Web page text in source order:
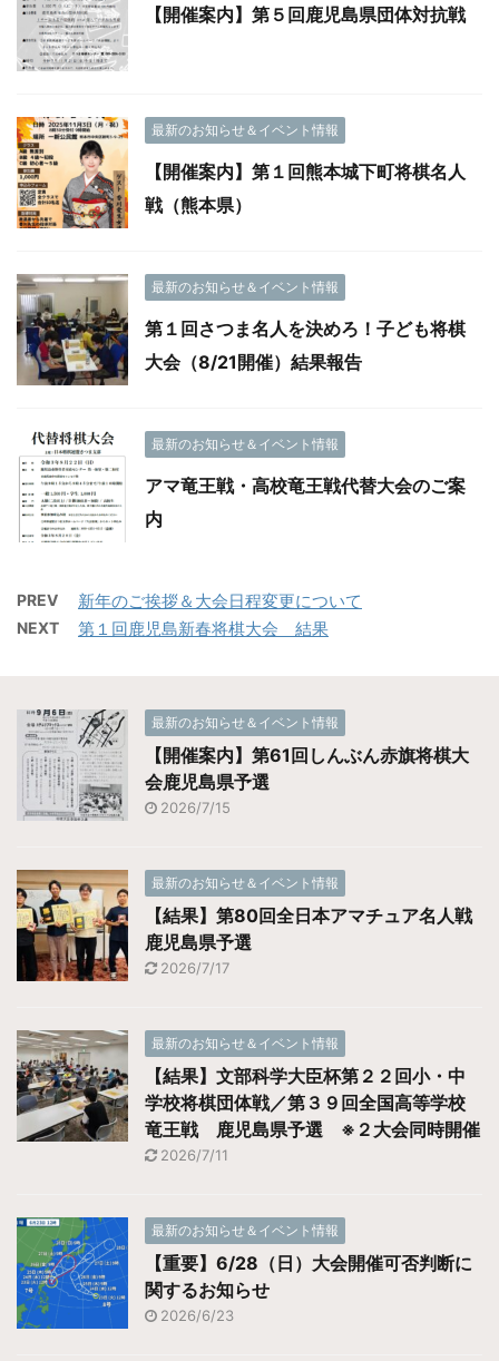
【開催案内】第５回鹿児島県団体対抗戦
最新のお知らせ＆イベント情報
【開催案内】第１回熊本城下町将棋名人
戦（熊本県）
最新のお知らせ＆イベント情報
第１回さつま名人を決めろ！子ども将棋
大会（8/21開催）結果報告
最新のお知らせ＆イベント情報
アマ竜王戦・高校竜王戦代替大会のご案
内
PREV 新年のご挨拶＆大会日程変更について
NEXT 第１回鹿児島新春将棋大会 結果
最新のお知らせ＆イベント情報
【開催案内】第61回しんぶん赤旗将棋大
会鹿児島県予選
2026/7/15
最新のお知らせ＆イベント情報
【結果】第80回全日本アマチュア名人戦
鹿児島県予選
2026/7/17
最新のお知らせ＆イベント情報
【結果】文部科学大臣杯第２２回小・中
学校将棋団体戦／第３９回全国高等学校
竜王戦 鹿児島県予選 ※２大会同時開催
2026/7/11
最新のお知らせ＆イベント情報
【重要】6/28（日）大会開催可否判断に
関するお知らせ
2026/6/23